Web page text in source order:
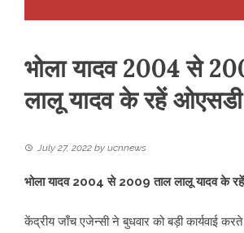
भोला यादव 2004 से
लालू यादव के रहें
July 27, 2022 by ucnnews
भोला यादव 2004 से 2009 ताल लालू यादव के
केंद्रीय जाँच एजेन्सी ने बुधवार को बड़ी कार्यवाई